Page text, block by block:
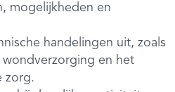
mogelijkheden en
handelingen uit, zoals
en het
zorg.